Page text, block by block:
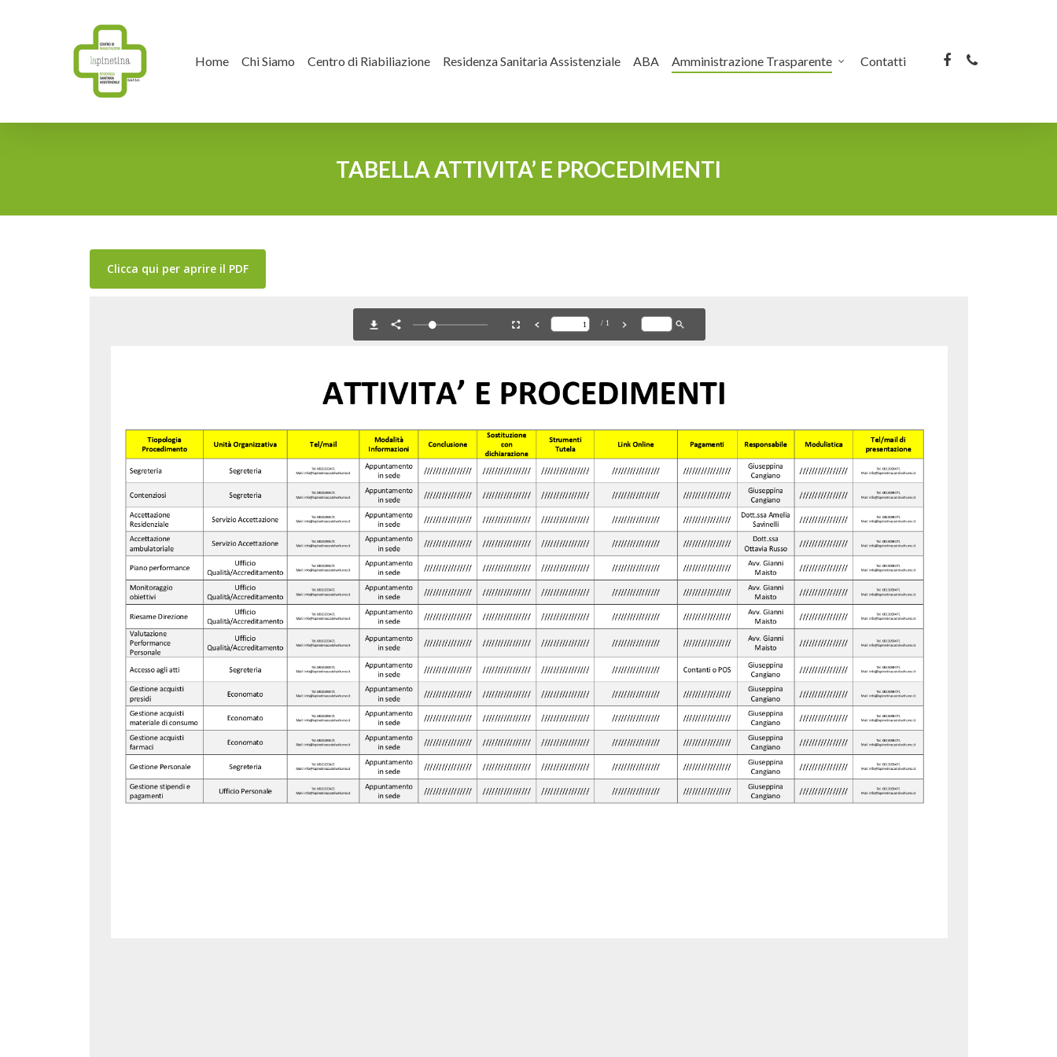
Home Chi Siamo Centro di Riabiliazione Residenza Sanitaria Assistenziale ABA Amministrazione Trasparente Contatti facebook
phone
TABELLA ATTIVITA’ E PROCEDIMENTI
Clicca qui per aprire il PDF